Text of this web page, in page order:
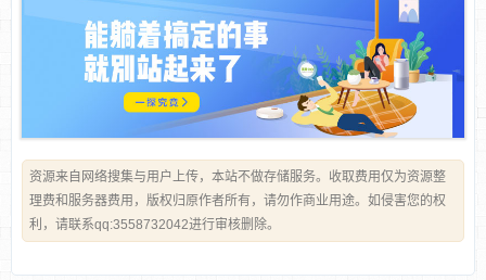
资源来自网络搜集与用户上传，本站不做存储服务。收取费用仅为资源整
理费和服务器费用，版权归原作者所有，请勿作商业用途。如侵害您的权
利，请联系qq:3558732042进行审核删除。